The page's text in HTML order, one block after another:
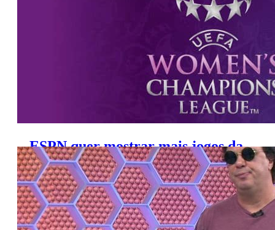
ESPN quer mostrar mais jogos da
Liga dos Campeões Feminina